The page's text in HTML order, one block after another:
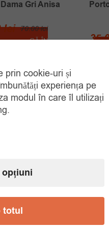
Gri Anisa
70.00lei
Prețul
inițial
fost:
70.00 lei.
leiPrețul
curent
35.00 lei.
ADAUGĂ ÎN
prin cookie-uri și
experiența pe
modul în care îl utilizați
opțiuni
totul